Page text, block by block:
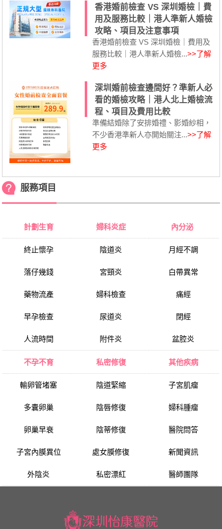
香港婚前檢查 VS 深圳婚檢｜費
用及服務比較｜港人準新人婚檢
攻略、項目及注意事項
香港婚前檢查 VS 深圳婚檢｜費用及
服務比較｜港人準新人婚檢...>>了解
更多
深圳婚前檢查邊間好？準新人必
看的婚檢攻略｜港人北上婚檢流
程、項目及費用比較
準備結婚除了安排婚禮、影婚紗相，
不少香港準新人亦開始關注...>>了解
更多
服務項目
計劃生育
終止懷孕
落仔幾錢
藥物流產
早孕檢查
人流時間
婦科炎症
陰道炎
宮頸炎
婦科檢查
尿道炎
附件炎
內分泌
月經不調
白帶異常
痛經
閉經
盆腔炎
不孕不育
輸卵管堵塞
多囊卵巢
卵巢早衰
子宮內膜異位
外陰炎
私密修復
陰道緊縮
陰唇修復
陰蒂修復
處女膜修復
私密漂紅
其他疾病
子宮肌瘤
婦科腫瘤
醫院問答
新聞資訊
醫師團隊